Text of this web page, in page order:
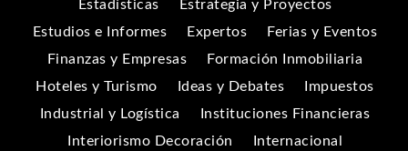
Estadísticas
Estrategia y Proyectos
Estudios e Informes
Expertos
Ferias y Eventos
Finanzas y Empresas
Formación Inmobiliaria
Hoteles y Turismo
Ideas y Debates
Impuestos
Industrial y Logística
Instituciones Financieras
Interiorismo Decoración
Internacional